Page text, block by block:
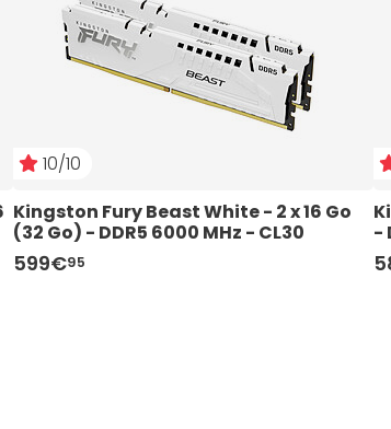
10/10
Kingston Fury Beast White - 2 x 16 Go
(32 Go) - DDR5 6000 MHz - CL30
599€95
-